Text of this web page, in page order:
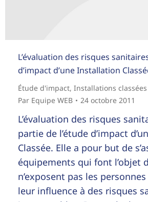
L’évaluation des risques
d’impact d’une Installation
Étude d'impact, Installations classées
Par Equipe WEB 24 octobre 2011
L’évaluation des risques
partie de l’étude d’impact
Classée. Elle a pour but de
équipements qui font l’objet
n’exposent pas les
leur influence à des risques